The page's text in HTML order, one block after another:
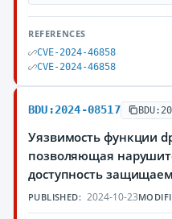
REFERENCES
CVE-2024-46858
CVE-2024-46858
BDU:2024-08517
Уязвимость функции
позволяющая
доступность
PUBLISHED: 2024-10-23